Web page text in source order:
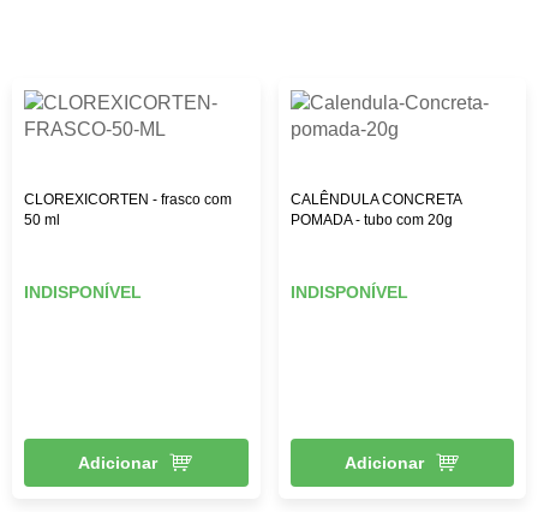
CLOREXICORTEN - frasco com
50 ml
INDISPONÍVEL
Adicionar
CALÊNDULA CONCRETA
POMADA - tubo com 20g
INDISPONÍVEL
Adicionar